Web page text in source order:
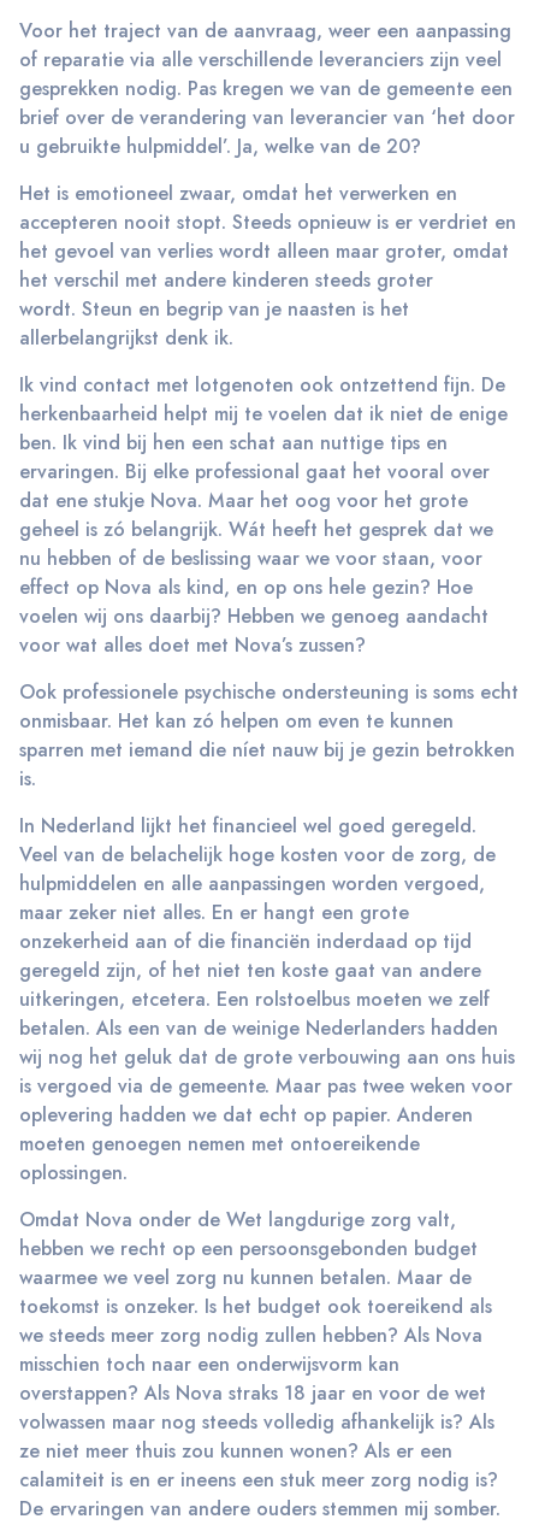
Voor het traject van de aanvraag, weer een aanpassing
of reparatie via alle verschillende leveranciers zijn veel
gesprekken nodig. Pas kregen we van de gemeente een
brief over de verandering van leverancier van ‘het door
u gebruikte hulpmiddel’. Ja, welke van de 20?
Het is emotioneel zwaar, omdat het verwerken en
accepteren nooit stopt. Steeds opnieuw is er verdriet en
het gevoel van verlies wordt alleen maar groter, omdat
het verschil met andere kinderen steeds groter
wordt. Steun en begrip van je naasten is het
allerbelangrijkst denk ik.
Ik vind contact met lotgenoten ook ontzettend fijn. De
herkenbaarheid helpt mij te voelen dat ik niet de enige
ben. Ik vind bij hen een schat aan nuttige tips en
ervaringen. Bij elke professional gaat het vooral over
dat ene stukje Nova. Maar het oog voor het grote
geheel is zó belangrijk. Wát heeft het gesprek dat we
nu hebben of de beslissing waar we voor staan, voor
effect op Nova als kind, en op ons hele gezin? Hoe
voelen wij ons daarbij? Hebben we genoeg aandacht
voor wat alles doet met Nova’s zussen?
Ook professionele psychische ondersteuning is soms echt
onmisbaar. Het kan zó helpen om even te kunnen
sparren met iemand die níet nauw bij je gezin betrokken
is.
In Nederland lijkt het financieel wel goed geregeld.
Veel van de belachelijk hoge kosten voor de zorg, de
hulpmiddelen en alle aanpassingen worden vergoed,
maar zeker niet alles. En er hangt een grote
onzekerheid aan of die financiën inderdaad op tijd
geregeld zijn, of het niet ten koste gaat van andere
uitkeringen, etcetera. Een rolstoelbus moeten we zelf
betalen. Als een van de weinige Nederlanders hadden
wij nog het geluk dat de grote verbouwing aan ons huis
is vergoed via de gemeente. Maar pas twee weken voor
oplevering hadden we dat echt op papier. Anderen
moeten genoegen nemen met ontoereikende
oplossingen.
Omdat Nova onder de Wet langdurige zorg valt,
hebben we recht op een persoonsgebonden budget
waarmee we veel zorg nu kunnen betalen. Maar de
toekomst is onzeker. Is het budget ook toereikend als
we steeds meer zorg nodig zullen hebben? Als Nova
misschien toch naar een onderwijsvorm kan
overstappen? Als Nova straks 18 jaar en voor de wet
volwassen maar nog steeds volledig afhankelijk is? Als
ze niet meer thuis zou kunnen wonen? Als er een
calamiteit is en er ineens een stuk meer zorg nodig is?
De ervaringen van andere ouders stemmen mij somber.